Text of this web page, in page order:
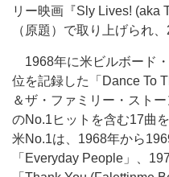
リー映画『Sly Lives! (aka
（原題）で取り上げられ
1968年に米ビルボード
位を記録した「Dance To
＆ザ・ファミリー・スト
のNo.1ヒットを含む17曲
米No.1は、1968年から
「Everyday People」、